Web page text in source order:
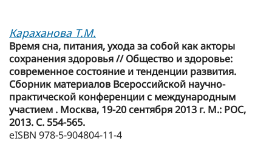
Караханова Т.М.
Время сна, питания, ухода за собой как акторы
сохранения здоровья // Общество и здоровье:
современное состояние и тенденции развития.
Сборник материалов Всероссийской научно-
практической конференции с международным
участием . Москва, 19-20 сентября 2013 г. М.: РОС,
2013. C. 554-565.
еISBN 978-5-904804-11-4